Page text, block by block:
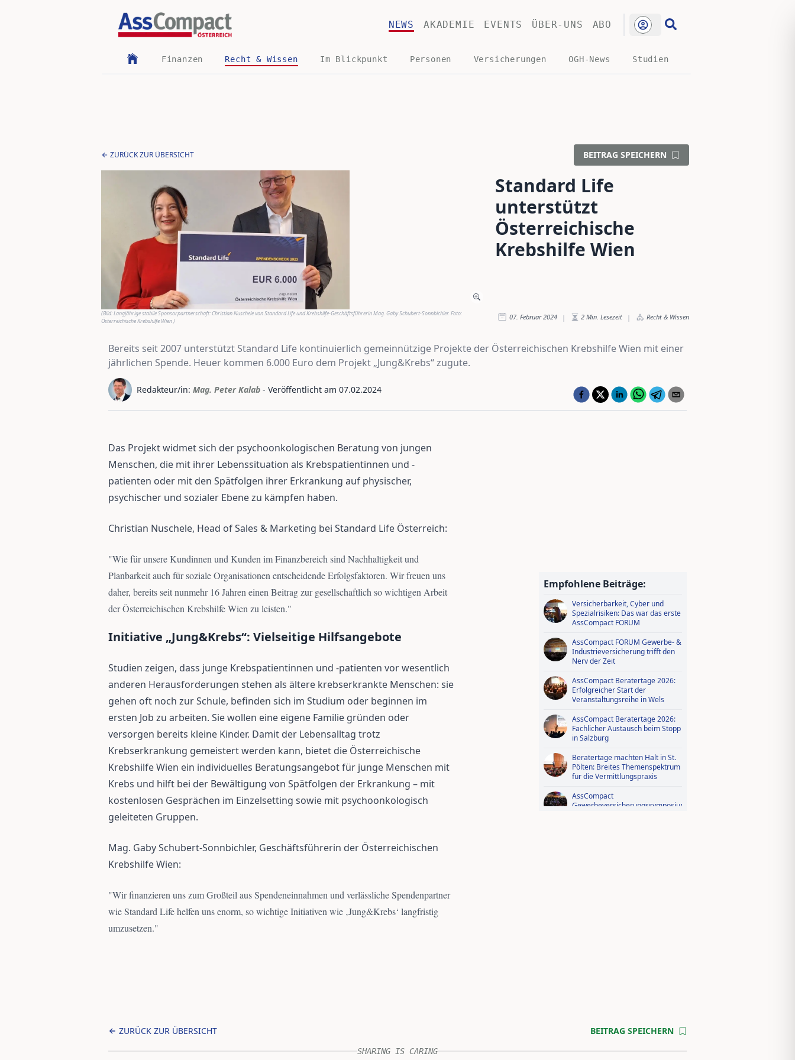
NEWS AKADEMIE EVENTS ÜBER-UNS ABO
Finanzen Recht & Wissen Im Blickpunkt Personen Versicherungen OGH-News Studien
ZURÜCK ZUR ÜBERSICHT BEITRAG SPEICHERN
(Bild:Langjährige stabile Sponsorpartnerschaft: Christian Nuschele von Standard Life und Krebshilfe-Geschäftsführerin Mag. Gaby Schubert-Sonnbichler. Foto:
Österreichische Krebshilfe Wien)
Standard Life
unterstützt
Österreichische
Krebshilfe Wien
07. Februar 2024 | 2 Min. Lesezeit | Recht & Wissen
Bereits seit 2007 unterstützt Standard Life kontinuierlich gemeinnützige Projekte der Österreichischen Krebshilfe Wien mit einer
jährlichen Spende. Heuer kommen 6.000 Euro dem Projekt „Jung&Krebs“ zugute.
Redakteur/in: Mag. Peter Kalab - Veröffentlicht am 07.02.2024
Das Projekt widmet sich der psychoonkologischen Beratung von jungen
Menschen, die mit ihrer Lebenssituation als Krebspatientinnen und -
patienten oder mit den Spätfolgen ihrer Erkrankung auf physischer,
psychischer und sozialer Ebene zu kämpfen haben.
Christian Nuschele, Head of Sales & Marketing bei Standard Life Österreich:
"Wie für unsere Kundinnen und Kunden im Finanzbereich sind Nachhaltigkeit und
Planbarkeit auch für soziale Organisationen entscheidende Erfolgsfaktoren. Wir freuen uns
daher, bereits seit nunmehr 16 Jahren einen Beitrag zur gesellschaftlich so wichtigen Arbeit
der Österreichischen Krebshilfe Wien zu leisten."
Initiative „Jung&Krebs“: Vielseitige Hilfsangebote
Studien zeigen, dass junge Krebspatientinnen und -patienten vor wesentlich
anderen Herausforderungen stehen als ältere krebserkrankte Menschen: sie
gehen oft noch zur Schule, befinden sich im Studium oder beginnen im
ersten Job zu arbeiten. Sie wollen eine eigene Familie gründen oder
versorgen bereits kleine Kinder. Damit der Lebensalltag trotz
Krebserkrankung gemeistert werden kann, bietet die Österreichische
Krebshilfe Wien ein individuelles Beratungsangebot für junge Menschen mit
Krebs und hilft bei der Bewältigung von Spätfolgen der Erkrankung – mit
kostenlosen Gesprächen im Einzelsetting sowie mit psychoonkologisch
geleiteten Gruppen.
Mag. Gaby Schubert-Sonnbichler, Geschäftsführerin der Österreichischen
Krebshilfe Wien:
"Wir finanzieren uns zum Großteil aus Spendeneinnahmen und verlässliche Spendenpartner
wie Standard Life helfen uns enorm, so wichtige Initiativen wie ‚Jung&Krebs‘ langfristig
umzusetzen."
Empfohlene Beiträge:
AssCompact Live TV
Versicherbarkeit, Cyber und
Spezialrisiken: Das war das erste
AssCompact FORUM
AssCompact FORUM Gewerbe- &
Industrieversicherung trifft den
Nerv der Zeit
AssCompact Beratertage 2026:
Erfolgreicher Start der
Veranstaltungsreihe in Wels
AssCompact Beratertage 2026:
Fachlicher Austausch beim Stopp
in Salzburg
Beratertage machten Halt in St.
Pölten: Breites Themenspektrum
für die Vermittlungspraxis
AssCompact
Gewerbeversicherungssymposium
ZURÜCK ZUR ÜBERSICHT BEITRAG SPEICHERN
SHARING IS CARING